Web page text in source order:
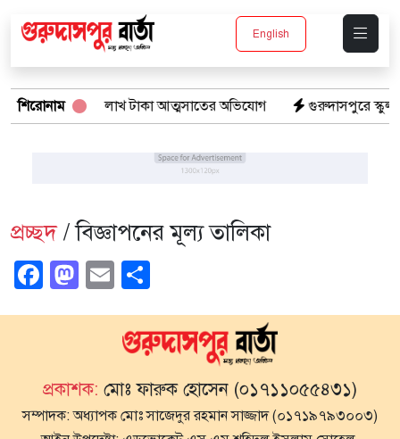
English
শিরোনাম
প্রতারনা ২৪ লাখ টাকা আত্মসাতের অভিযোগ গুরুদাসপুরে স্কুল
প্রচ্ছদ/ বিজ্ঞাপনের মূল্য তালিকা
Facebook
Mastodon
Email
প্রকাশক: মোঃ ফারুক হোসেন (০১৭১১০৫৫৪৩১)
সম্পাদক:অধ্যাপক মোঃ সাজেদুর রহমান সাজ্জাদ (০১৭১৯৭৯৩০০৩)